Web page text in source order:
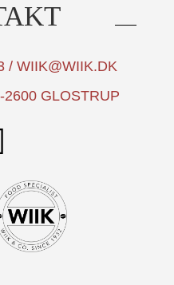
/ WIIK@WIIK.DK
GLOSTRUP